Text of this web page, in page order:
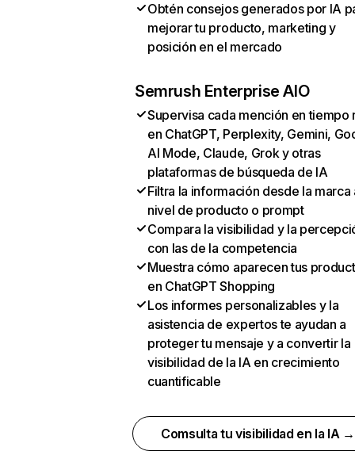
Obtén consejos generados por IA
mejorar tu producto, marketing y
posición en el mercado
Semrush Enterprise AIO
Supervisa cada mención en tiempo
en ChatGPT, Perplexity, Gemini,
AI Mode, Claude, Grok y otras
plataformas de búsqueda de IA
Filtra la información desde la marca
nivel de producto o prompt
Compara la visibilidad y la
con las de la competencia
Muestra cómo aparecen tus
en ChatGPT Shopping
Los informes personalizables y la
asistencia de expertos te ayudan a
proteger tu mensaje y a convertir la
visibilidad de la IA en crecimiento
cuantificable
Comsulta tu visibilidad en la IA →